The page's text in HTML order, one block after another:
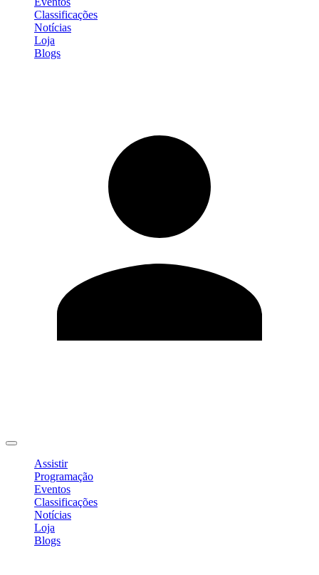
Classificações
Notícias
Loja
Blogs
Assistir
Programação
Eventos
Classificações
Notícias
Loja
Blogs